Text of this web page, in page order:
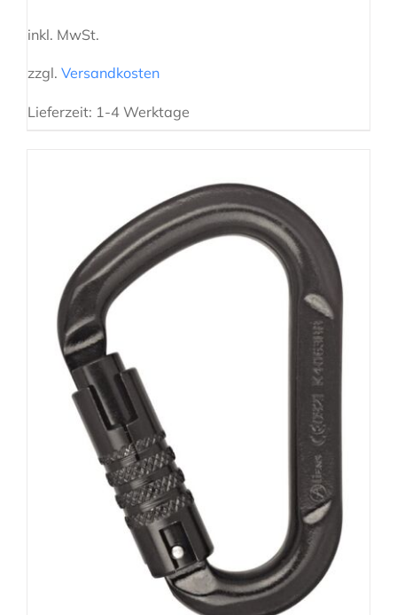
inkl. MwSt.
zzgl. Versandkosten
Lieferzeit: 1-4 Werktage
AUSFÜHRUNG WÄHLEN